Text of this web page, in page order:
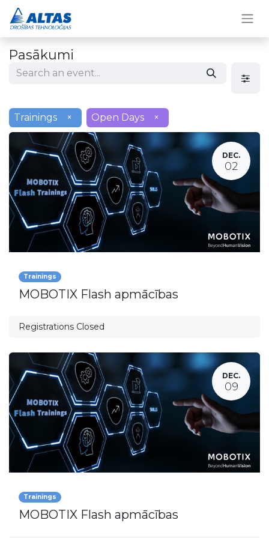
Pasākumi
Trainings × Open Days ×
DEC.
02
Trainings
MOBOTIX Flash apmācības
Registrations Closed
DEC.
09
Trainings
MOBOTIX Flash apmācības